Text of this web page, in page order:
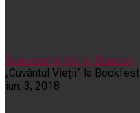
Evenimente Noi și Biserica
„Cuvântul Vieții” la Bookfest
iun. 3, 2018